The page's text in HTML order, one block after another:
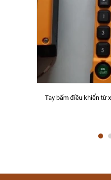
Tay bấm điều khiển từ